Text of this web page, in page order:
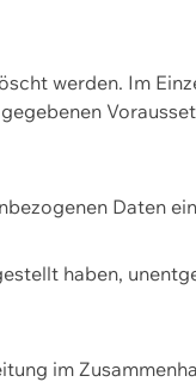
werden. Im
Daten
haben,
im